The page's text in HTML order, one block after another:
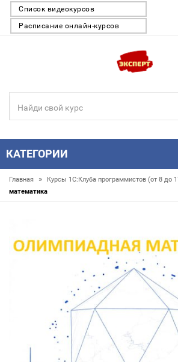
Список видеокурсов
Расписание онлайн-курсов
КАТЕГОРИИ
Главная » Курсы 1С:Клуба программистов (от 8 до
математика